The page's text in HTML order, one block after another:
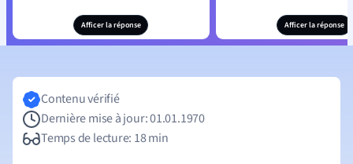
Afficer la réponse Afficer la réponse
Contenu vérifié
Dernière mise à jour: 01.01.1970
Temps de lecture: 18 min